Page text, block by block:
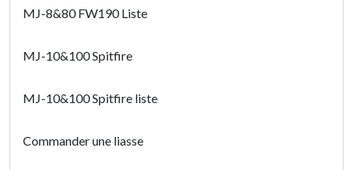
MJ-8&80 FW190 Liste
MJ-10&100 Spitfire
MJ-10&100 Spitfire liste
Commander une liasse